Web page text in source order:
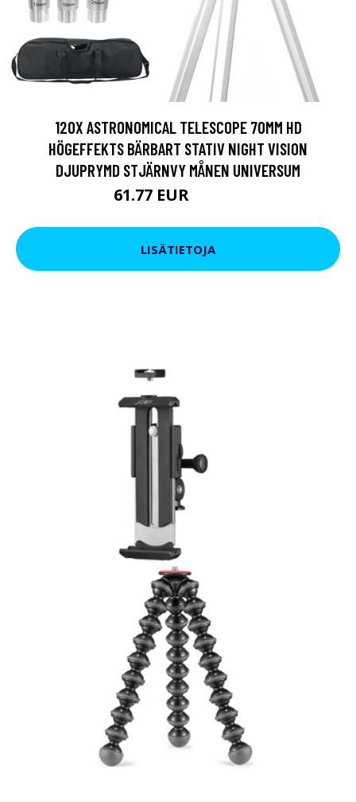
120X ASTRONOMICAL TELESCOPE 70MM HD
HÖGEFFEKTS BÄRBART STATIV NIGHT VISION
DJUPRYMD STJÄRNVY MÅNEN UNIVERSUM
61.77 EUR
LISÄTIETOJA